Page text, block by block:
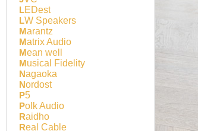
LEDest
LW Speakers
Marantz
Matrix Audio
Mean well
Musical Fidelity
Nagaoka
Nordost
P5
Polk Audio
Raidho
Real Cable